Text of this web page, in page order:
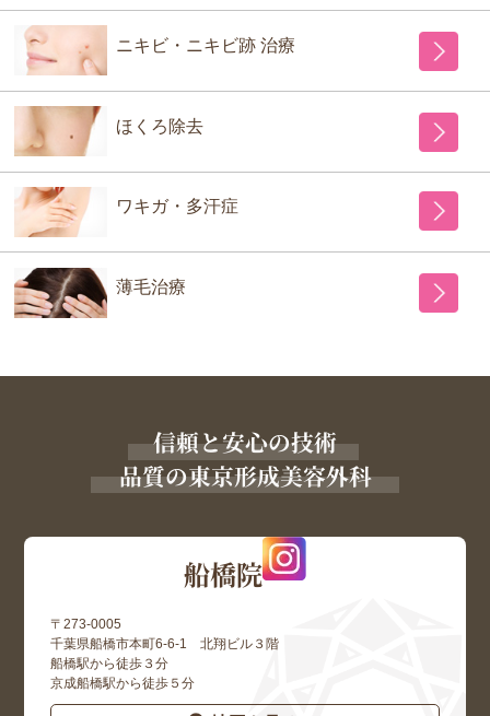
ニキビ・ニキビ跡 治療
ほくろ除去
ワキガ・多汗症
薄毛治療
信頼と安心の技術
品質の東京形成美容外科
船橋院
〒273-0005
千葉県船橋市本町6-6-1 北翔ビル３階
船橋駅から徒歩３分
京成船橋駅から徒歩５分